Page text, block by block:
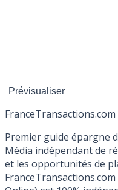
FranceTransactions.com
Premier guide épargne
Média indépendant de
et les opportunités de